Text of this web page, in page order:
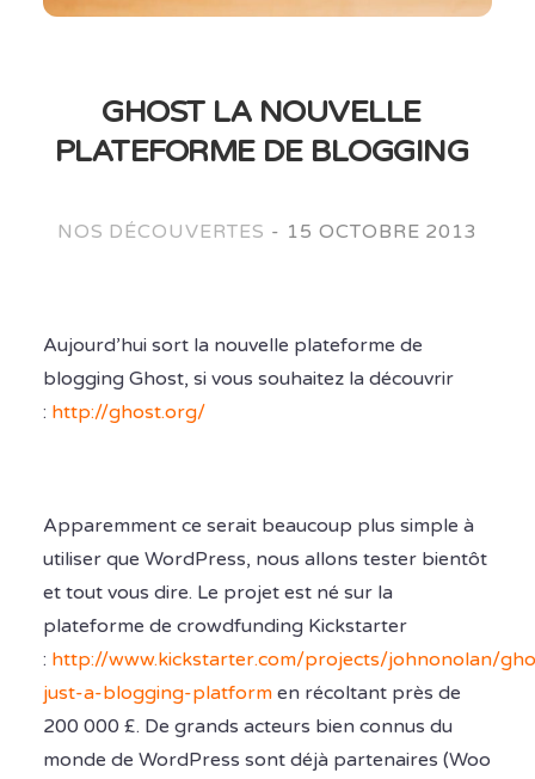
GHOST LA NOUVELLE
PLATEFORME DE BLOGGING
NOS DÉCOUVERTES - 15 OCTOBRE 2013
Aujourd’hui sort la nouvelle plateforme de
blogging Ghost, si vous souhaitez la découvrir
: http://ghost.org/
Apparemment ce serait beaucoup plus simple à
utiliser que WordPress, nous allons tester bientôt
et tout vous dire. Le projet est né sur la
plateforme de crowdfunding Kickstarter
: http://www.kickstarter.com/projects/johnonolan/
just-a-blogging-platform en récoltant près de
200 000 £. De grands acteurs bien connus du
monde de WordPress sont déjà partenaires (Woo